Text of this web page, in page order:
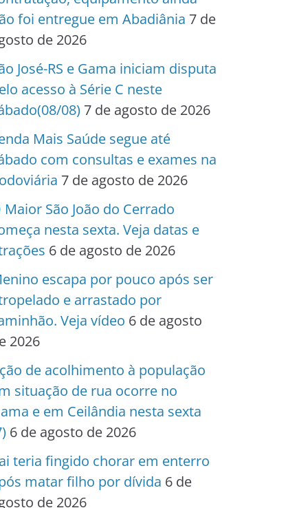
foi entregue em Abadiânia 7 de
de 2026
José-RS e Gama iniciam disputa
acesso à Série C neste
08) 7 de agosto de 2026
Mais Saúde segue até
com consultas e exames na
7 de agosto de 2026
Maior São João do Cerrado
nesta sexta. Veja datas e
6 de agosto de 2026
escapa por pouco após ser
e arrastado por
Veja vídeo 6 de agosto
2026
de acolhimento à população
situação de rua ocorre no
e em Ceilândia nesta sexta
6 de agosto de 2026
teria fingido chorar em enterro
matar filho por dívida 6 de
de 2026